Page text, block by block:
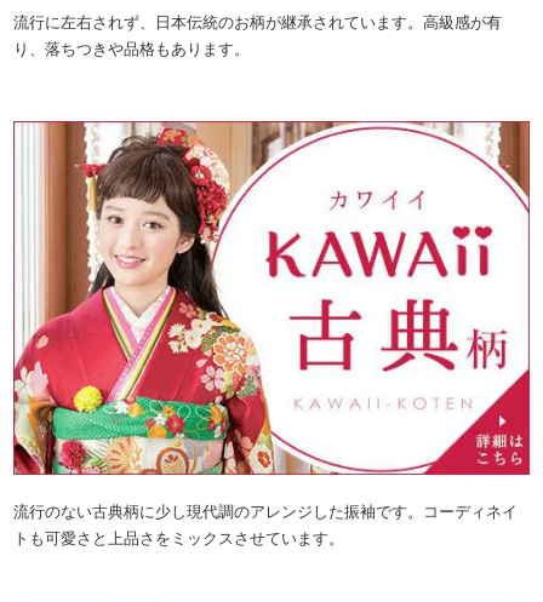
流行に左右されず、日本伝統のお柄が継承されています。高級感が有
り、落ちつきや品格もあります。
流行のない古典柄に少し現代調のアレンジした振袖です。コーディネイ
トも可愛さと上品さをミックスさせています。